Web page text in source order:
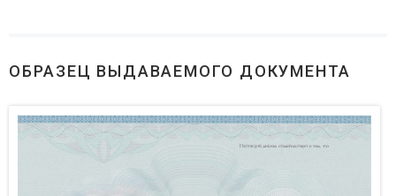
ОБРАЗЕЦ ВЫДАВАЕМОГО ДОКУМЕНТА